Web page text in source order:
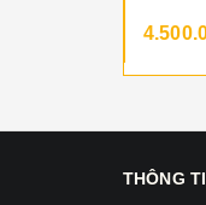
THÔNG